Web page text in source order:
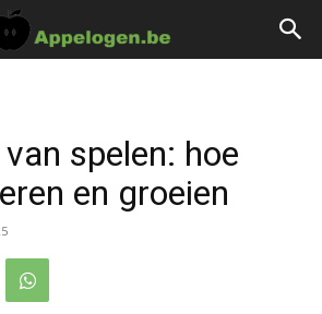
spelen: hoe
en groeien